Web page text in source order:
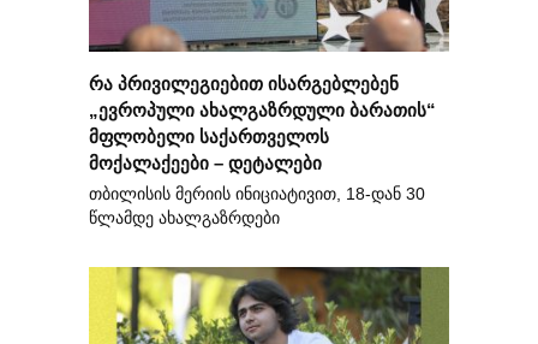
რა პრივილეგიებით ისარგებლებენ
„ევროპული ახალგაზრდული ბარათის“
მფლობელი საქართველოს
მოქალაქეები – დეტალები
თბილისის მერიის ინიციატივით, 18-დან 30
წლამდე ახალგაზრდები